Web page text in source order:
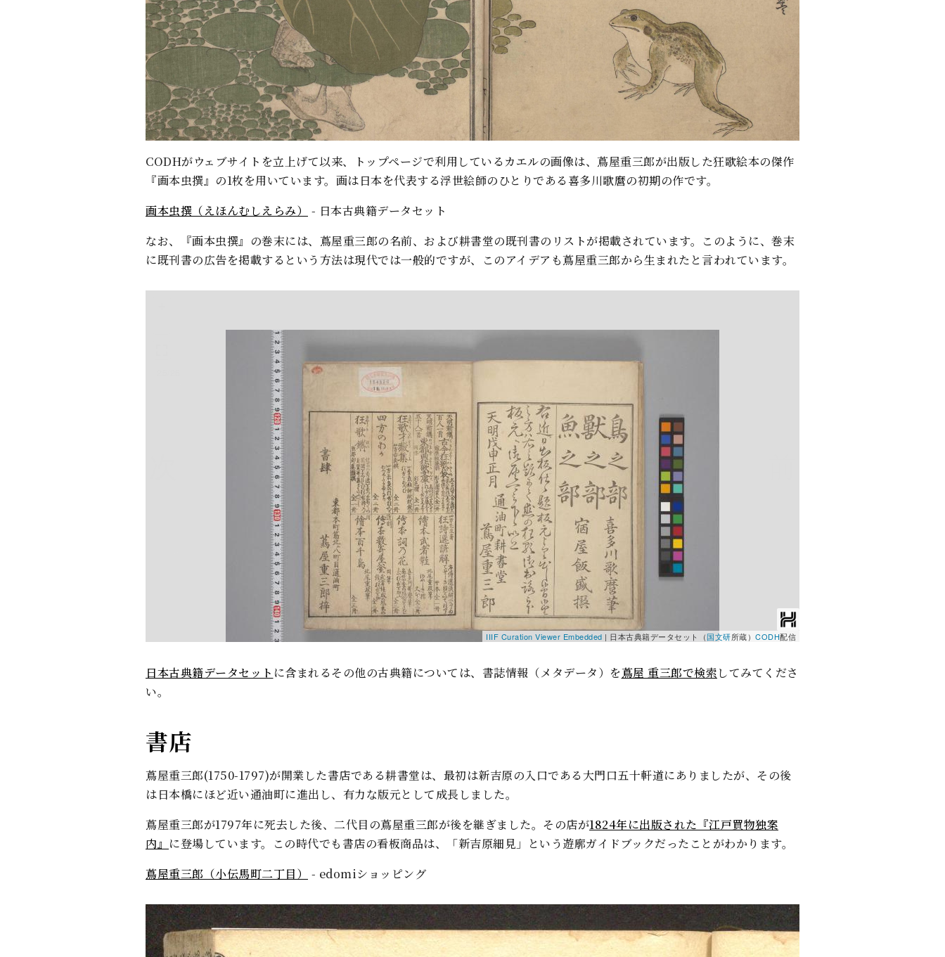
CODHがウェブサイトを立上げて以来、トップページで利用しているカエルの画像は、蔦屋重三郎が出版した狂歌絵本の傑作
『画本虫撰』の1枚を用いています。画は日本を代表する浮世絵師のひとりである喜多川歌麿の初期の作です。
画本虫撰（えほんむしえらみ）
- 日本古典籍データセット
なお、『画本虫撰』の巻末には、蔦屋重三郎の名前、および耕書堂の既刊書のリストが掲載されています。このように、巻末
に既刊書の広告を掲載するという方法は現代では一般的ですが、このアイデアも蔦屋重三郎から生まれたと言われています。
IIIF Curation Viewer Embedded | 日本古典籍データセット（国文研所蔵） CODH配信
日本古典籍データセット に含まれるその他の古典籍については、書誌情報（メタデータ）を蔦屋 重三郎で検索してみてくださ
い。
書店
蔦屋重三郎(1750-1797)が開業した書店である耕書堂は、最初は新吉原の入口である大門口五十軒道にありましたが、その後
は日本橋にほど近い通油町に進出し、有力な版元として成長しました。
蔦屋重三郎が1797年に死去した後、二代目の蔦屋重三郎が後を継ぎました。その店が1824年に出版された『江戸買物独案
内』 に登場しています。この時代でも書店の看板商品は、「新吉原細見」という遊廓ガイドブックだったことがわかります。
蔦屋重三郎（小伝馬町二丁目）
- edomiショッピング
+
-